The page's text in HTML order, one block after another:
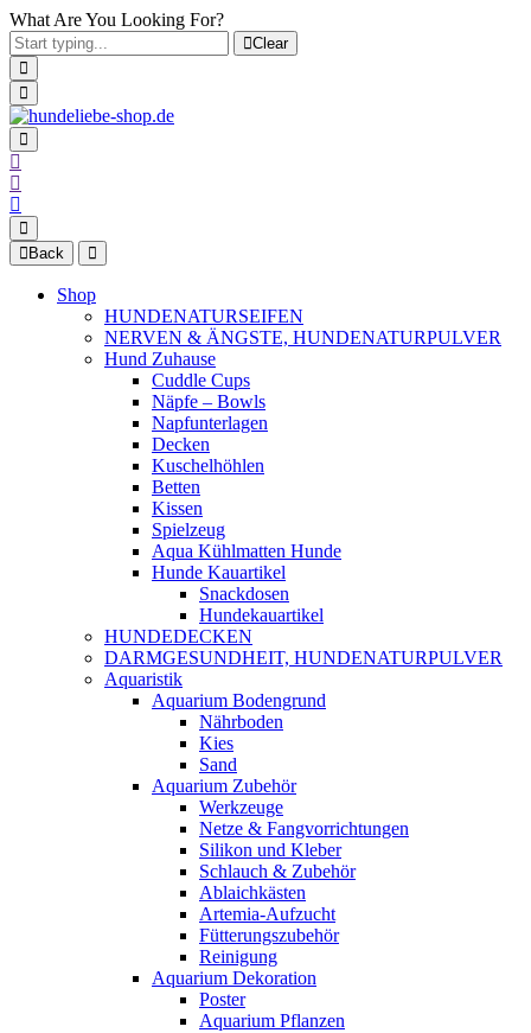
What Are You Looking For?
Clear
Back
Shop
HUNDENATURSEIFEN
NERVEN & ÄNGSTE, HUNDENATURPULVER
Hund Zuhause
Cuddle Cups
Näpfe – Bowls
Napfunterlagen
Decken
Kuschelhöhlen
Betten
Kissen
Spielzeug
Aqua Kühlmatten Hunde
Hunde Kauartikel
Snackdosen
Hundekauartikel
HUNDEDECKEN
DARMGESUNDHEIT, HUNDENATURPULVER
Aquaristik
Aquarium Bodengrund
Nährboden
Kies
Sand
Aquarium Zubehör
Werkzeuge
Netze & Fangvorrichtungen
Silikon und Kleber
Schlauch & Zubehör
Ablaichkästen
Artemia-Aufzucht
Fütterungszubehör
Reinigung
Aquarium Dekoration
Poster
Aquarium Pflanzen